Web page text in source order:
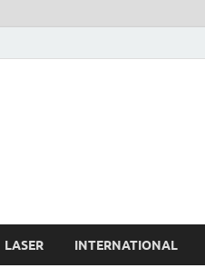
LASER INTERNATIONAL